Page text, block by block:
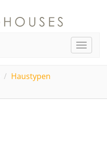
Toggle
Haustypen